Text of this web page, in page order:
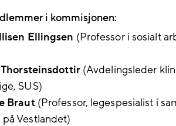
i kommisjonen:
Ellingsen (Professor i sosialt
(Avdelingsleder
SUS)
Braut(Professor, legespesialist i
Vestlandet)